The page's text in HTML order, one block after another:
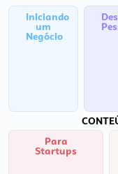
Iniciando
um
Negócio
Para
Startups